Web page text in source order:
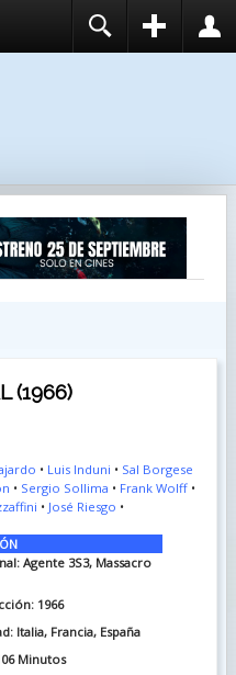
(1966)
• Luis Induni • Sal Borgese
• Sergio Sollima • Frank Wolff•
• José Riesgo •
Agente 3S3, Massacro
1966
Italia, Francia, España
Minutos